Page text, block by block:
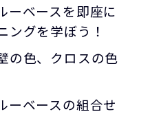
ーベースを即座に
ングを学ぼう！
の色、クロスの色
ーベースの組合せ